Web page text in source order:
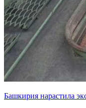
Башкирия нарастила